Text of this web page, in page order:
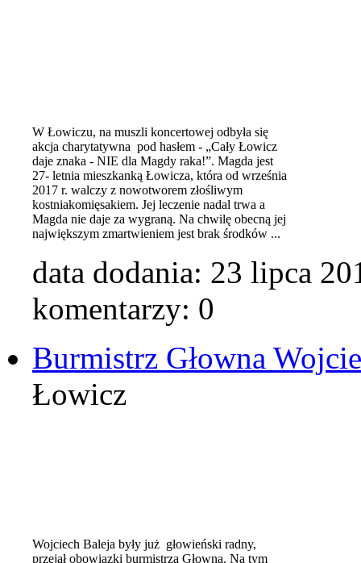
W Łowiczu, na muszli koncertowej odbyła się
akcja charytatywna pod hasłem - „Cały Łowicz
daje znaka - NIE dla Magdy raka!”. Magda jest
27- letnia mieszkanką Łowicza, która od września
2017 r. walczy z nowotworem złośliwym
kostniakomięsakiem. Jej leczenie nadal trwa a
Magda nie daje za wygraną. Na chwilę obecną jej
największym zmartwieniem jest brak środków ...
data dodania: 23 lipca
komentarzy: 0
Burmistrz Głowna
Łowicz
Wojciech Baleja były już głowieński radny,
przejął obowiązki burmistrza Głowna. Na tym